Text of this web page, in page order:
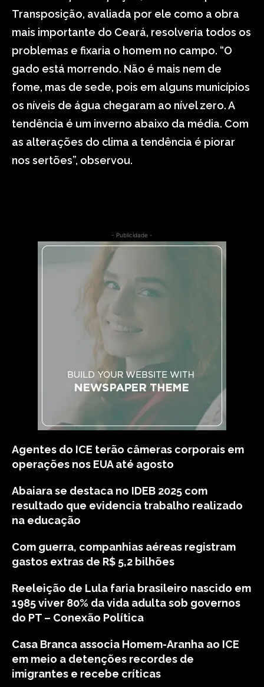
Transposição, avaliada por ele como a obra
mais importante do Ceará, resolveria todos os
problemas e fixaria o homem no campo. “O
gado está morrendo. Não é mais nem de
fome, mas de sede, pois em alguns municípios
os níveis de água chegaram ao nível zero. A
tendência é um inverno abaixo da média. Com
as alterações do clima a tendência é piorar
nos sertões”, observou.
- Publicidade -
Agentes do ICE terão câmeras corporais em
operações nos EUA até agosto
Abaiara se destaca no IDEB 2025 com
resultado que evidencia trabalho realizado
na educação
Com guerra, companhias aéreas registram
gastos extras de R$ 5,2 bilhões
Reeleição de Lula faria brasileiro nascido em
1985 viver 80% da vida adulta sob governos
do PT – Conexão Política
Casa Branca associa Homem-Aranha ao ICE
em meio a detenções recordes de
imigrantes e recebe críticas